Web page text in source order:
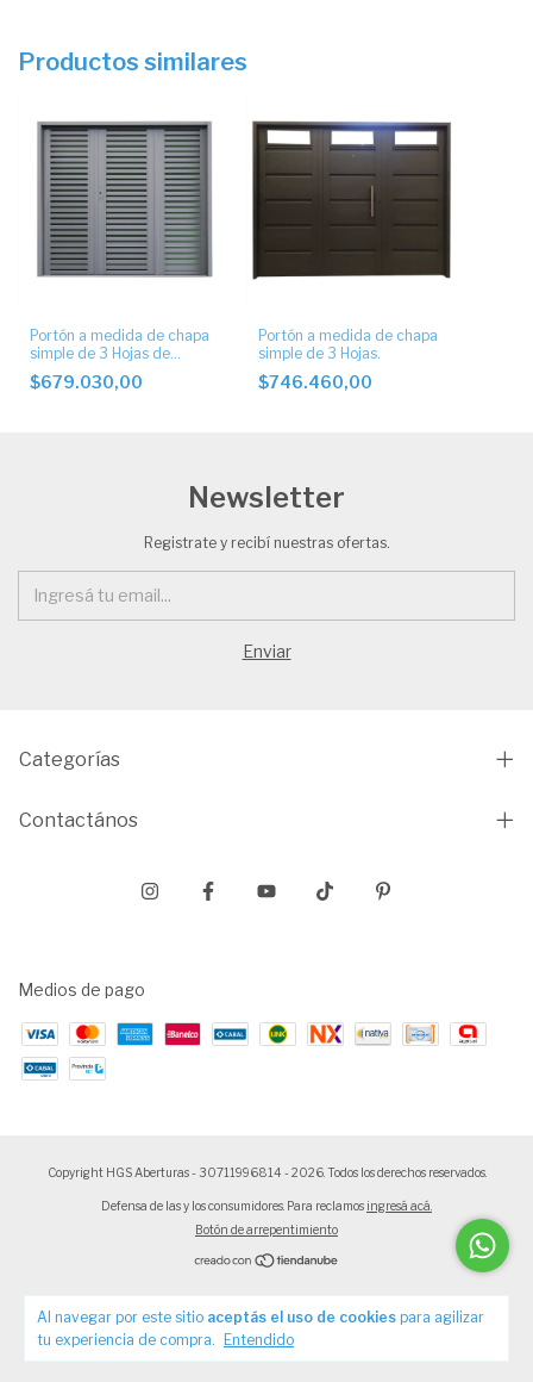
Al navegar por este sitio aceptás el uso de cookies para agilizar
tu experiencia de compra.
Entendido
Productos similares
Portón a medida de chapa
simple de 3 Hojas de
tablillas
$679.030,00
Portón a medida de chapa
simple de 3 Hojas.
$746.460,00
Newsletter
Registrate y recibí nuestras ofertas.
Categorías
Contactános
Medios de pago
Copyright HGS Aberturas - 30711996814 - 2026. Todos los derechos reservados.
Defensa de las y los consumidores. Para reclamos ingresá acá.
Botón de arrepentimiento